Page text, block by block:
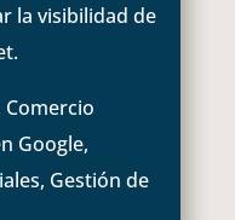
la visibilidad de
Comercio
Google,
Gestión de